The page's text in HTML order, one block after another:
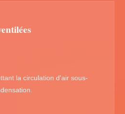
la circulation d'air sous-